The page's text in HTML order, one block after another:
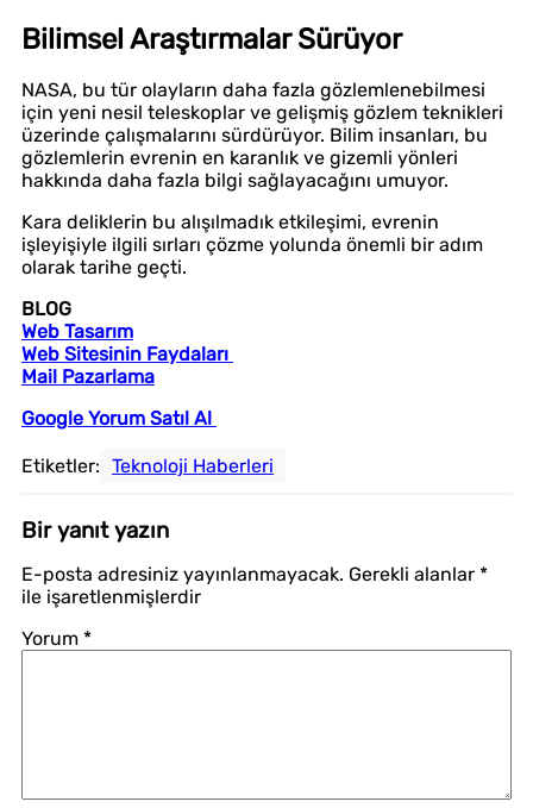
Bilimsel Araştırmalar Sürüyor
NASA, bu tür olayların daha fazla gözlemlenebilmesi
için yeni nesil teleskoplar ve gelişmiş gözlem teknikleri
üzerinde çalışmalarını sürdürüyor. Bilim insanları, bu
gözlemlerin evrenin en karanlık ve gizemli yönleri
hakkında daha fazla bilgi sağlayacağını umuyor.
Kara deliklerin bu alışılmadık etkileşimi, evrenin
işleyişiyle ilgili sırları çözme yolunda önemli bir adım
olarak tarihe geçti.
BLOG
Web Tasarım
Web Sitesinin Faydaları
Mail Pazarlama
Google Yorum Satıl Al
Etiketler: Teknoloji Haberleri
Bir yanıt yazın
E-posta adresiniz yayınlanmayacak. Gerekli alanlar *
ile işaretlenmişlerdir
Yorum *